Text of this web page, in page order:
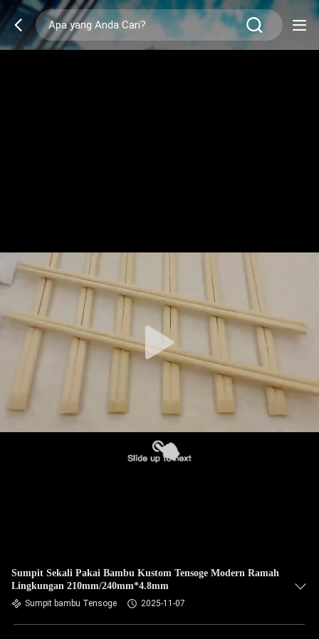
Sumpit Sekali Pakai Bambu Kustom Tensoge Modern Ramah
Lingkungan 210mm/240mm*4.8mm
Sumpit bambu Tensoge 2025-11-07